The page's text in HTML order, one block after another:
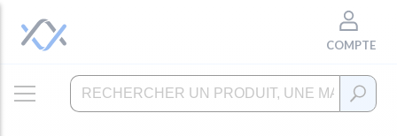
COMPTE